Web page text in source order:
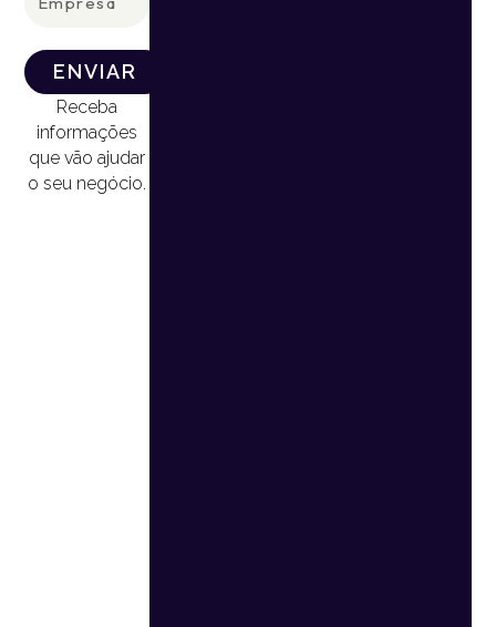
ENVIAR
Receba
informações
que vão ajudar
o seu negócio.